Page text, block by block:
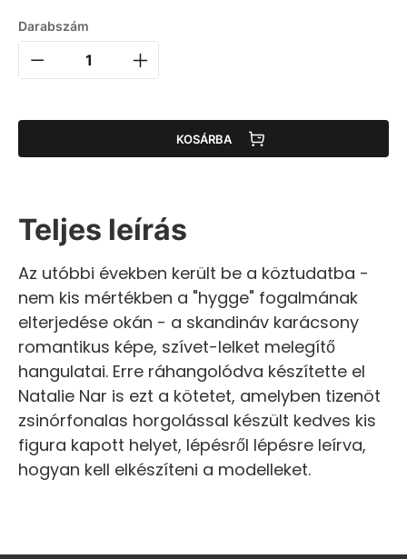
Darabszám
KOSÁRBA
Teljes leírás
Az utóbbi években került be a köztudatba -
nem kis mértékben a "hygge" fogalmának
elterjedése okán - a skandináv karácsony
romantikus képe, szívet-lelket melegítő
hangulatai. Erre ráhangolódva készítette el
Natalie Nar is ezt a kötetet, amelyben tizenöt
zsinórfonalas horgolással készült kedves kis
figura kapott helyet, lépésről lépésre leírva,
hogyan kell elkészíteni a modelleket.